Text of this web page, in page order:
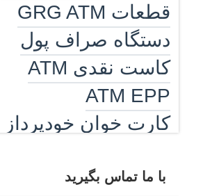
قطعات GRG ATM
دستگاه صراف پول
کاست نقدی ATM
ATM EPP
کارت خوان خودپرداز
دستگاه شمارش
با ما تماس بگیرید